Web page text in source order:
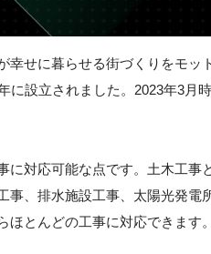
幸せに暮らせる街づくりをモ
に設立されました。2023年3月
に対応可能な点です。土木工事
事、排水施設工事、太陽光発
とんどの工事に対応できます。